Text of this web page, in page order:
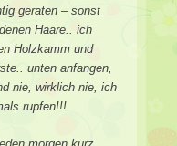
geraten – sonst
Haare.. ich
Holzkamm und
unten anfangen,
nie, wirklich nie, ich
rupfen!!!